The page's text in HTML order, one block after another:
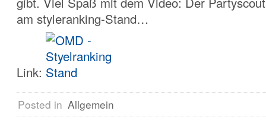
am styleranking-Stand…
Link:
Posted in Allgemein